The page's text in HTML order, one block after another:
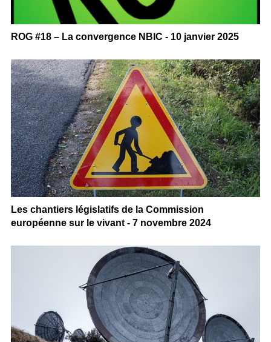
ROG #18 – La convergence NBIC - 10 janvier 2025
Les chantiers législatifs de la Commission
européenne sur le vivant - 7 novembre 2024